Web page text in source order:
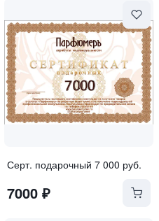
Серт. подарочный 7 000 руб.
7000 ₽